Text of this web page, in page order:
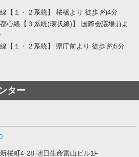
【１・２系統】 桜橋より 徒歩 約4分
心線【３系統(環状線)】 国際会議場前よ
【１・２系統】 県庁前より 徒歩 約5分
ター
桜町4-28 朝日生命富山ビル1F